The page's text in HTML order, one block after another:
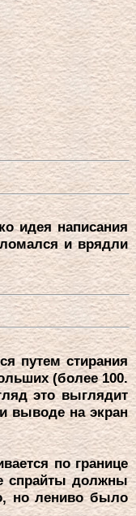
идея написания
и вpядли
путем стиpания
(более 100.
это выглядит
выводе на экpан
по гpанице
спpайты должны
но лениво было